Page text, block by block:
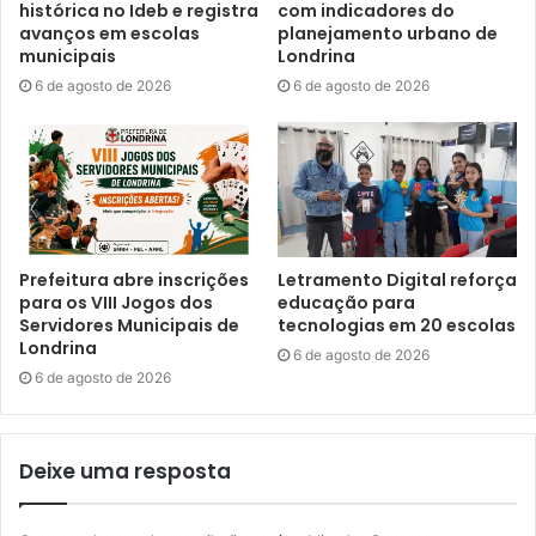
A coordenadora de Saúde da Criança da Secretaria
Municipal de Saúde (SMS), Gabriela Curan, explica como é
organizada a dinâmica das atividades. “Os alunos são
simultaneamente em uma das estações. Após 20 a 30
minutos, ao soar o sinal, eles se dirigem para a próxima.
As estratégias incluem dramatizações, atividades
interativas, dinâmicas, teatro de fantoches, rodas de
conversa e distribuição de materiais como kits de higiene
bucal e folders em formato de gibi”, detalhou.
histórica no Ideb e registra
avanços em escolas
municipais
6 de agosto de 2026
com indicadores do
planejamento urbano de
Londrina
6 de agosto de 2026
Prefeitura abre inscrições
para os VIII Jogos dos
Servidores Municipais de
Londrina
6 de agosto de 2026
Letramento Digital reforça
educação para
tecnologias em 20 escolas
6 de agosto de 2026
Deixe uma resposta